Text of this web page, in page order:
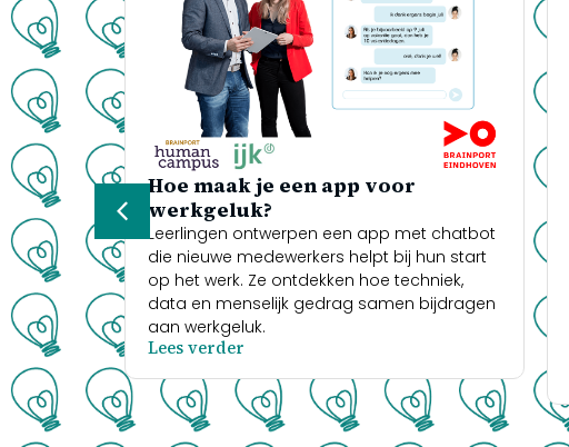
in
Hoe maak je een app voor
werkgeluk?
Leerlingen ontwerpen een app met chatbot
die nieuwe medewerkers helpt bij hun start
op het werk. Ze ontdekken hoe techniek,
data en menselijk gedrag samen bijdragen
aan werkgeluk.
Lees verder